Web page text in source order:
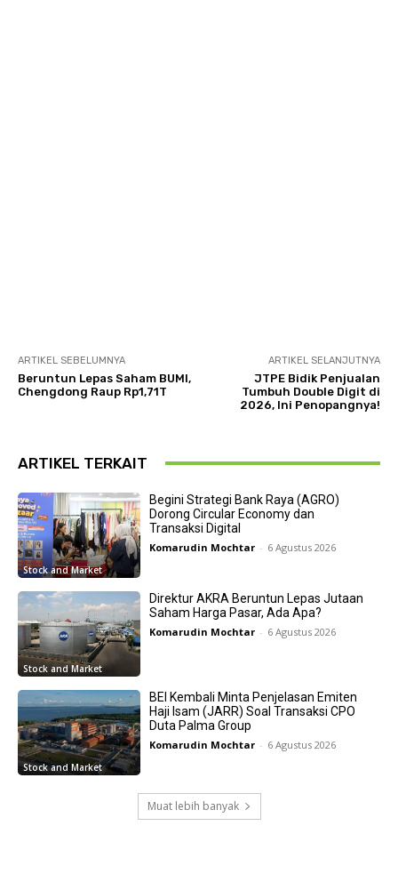
ARTIKEL SEBELUMNYA
Beruntun Lepas Saham BUMI,
Chengdong Raup Rp1,71T
ARTIKEL SELANJUTNYA
JTPE Bidik Penjualan
Tumbuh Double Digit di
2026, Ini Penopangnya!
ARTIKEL TERKAIT
Stock and Market
Begini Strategi Bank Raya (AGRO)
Dorong Circular Economy dan
Transaksi Digital
Komarudin Mochtar - 6 Agustus 2026
Stock and Market
Direktur AKRA Beruntun Lepas Jutaan
Saham Harga Pasar, Ada Apa?
Komarudin Mochtar - 6 Agustus 2026
Stock and Market
BEI Kembali Minta Penjelasan Emiten
Haji Isam (JARR) Soal Transaksi CPO
Duta Palma Group
Komarudin Mochtar - 6 Agustus 2026
Muat lebih banyak